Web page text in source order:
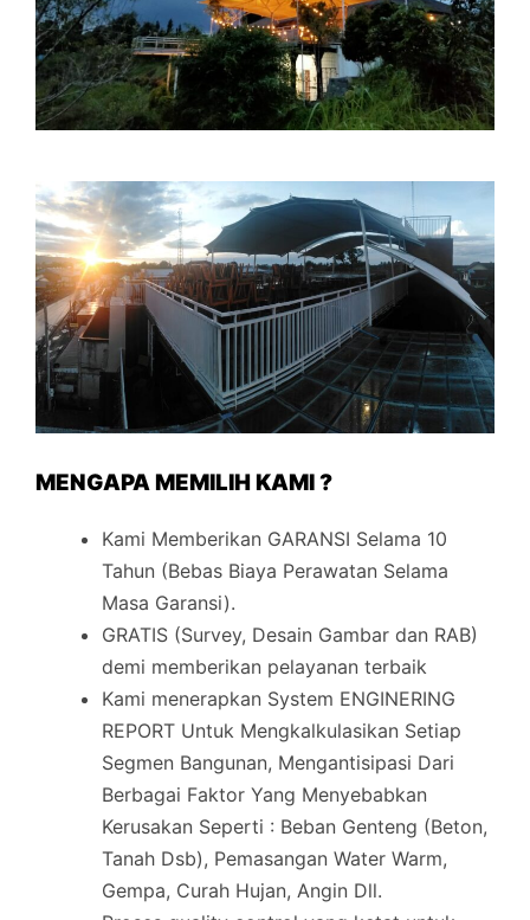
MENGAPA MEMILIH KAMI ?
Kami Memberikan GARANSI Selama 10
Tahun (Bebas Biaya Perawatan Selama
Masa Garansi).
GRATIS (Survey, Desain Gambar dan RAB)
demi memberikan pelayanan terbaik
Kami menerapkan System ENGINERING
REPORT Untuk Mengkalkulasikan Setiap
Segmen Bangunan, Mengantisipasi Dari
Berbagai Faktor Yang Menyebabkan
Kerusakan Seperti : Beban Genteng (Beton,
Tanah Dsb), Pemasangan Water Warm,
Gempa, Curah Hujan, Angin Dll.